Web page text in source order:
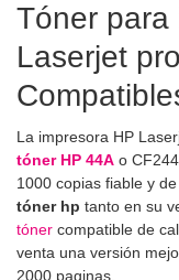
Tóner para
Laserjet
La impresora HP
tóner HP 44A o
1000 copias fiable y
tóner hp tanto en su
tóner compatible de
venta una versión
2000 paginas.